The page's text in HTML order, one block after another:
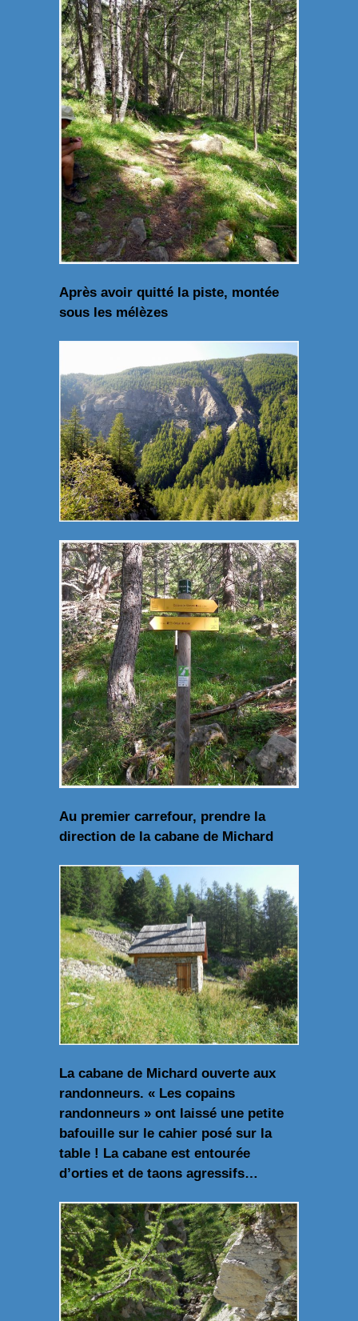
Après avoir quitté la piste, montée
sous les mélèzes
Au premier carrefour, prendre la
direction de la cabane de Michard
La cabane de Michard ouverte aux
randonneurs. « Les copains
randonneurs » ont laissé une petite
bafouille sur le cahier posé sur la
table ! La cabane est entourée
d’orties et de taons agressifs…